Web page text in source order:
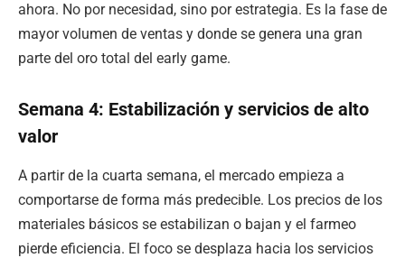
ahora. No por necesidad, sino por estrategia. Es la fase de
mayor volumen de ventas y donde se genera una gran
parte del oro total del early game.
Semana 4: Estabilización y servicios de alto
valor
A partir de la cuarta semana, el mercado empieza a
comportarse de forma más predecible. Los precios de los
materiales básicos se estabilizan o bajan y el farmeo
pierde eficiencia. El foco se desplaza hacia los servicios